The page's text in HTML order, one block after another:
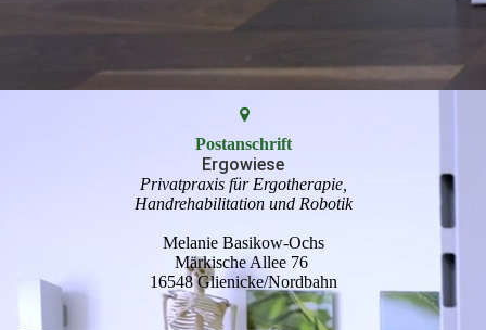
Postanschrift
Ergowiese
Privatpraxis für Ergotherapie,
Handrehabilitation und Robotik
Melanie Basikow-Ochs
Märkische Allee 76
16548 Glienicke/Nordbahn